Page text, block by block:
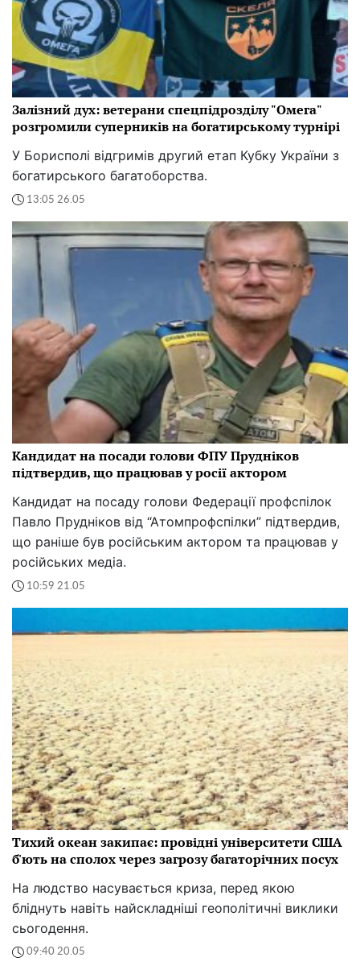
Залізний дух: ветерани спецпідрозділу "Омега"
розгромили суперників на богатирському турнірі
У Борисполі відгримів другий етап Кубку України з
богатирського багатоборства.
13:05 26.05
Кандидат на посади голови ФПУ Прудніков
підтвердив, що працював у росії актором
Кандидат на посаду голови Федерації профспілок
Павло Прудніков від “Атомпрофспілки” підтвердив,
що раніше був російським актором та працював у
російських медіа.
10:59 21.05
Тихий океан закипає: провідні університети США
б'ють на сполох через загрозу багаторічних посух
На людство насувається криза, перед якою
бліднуть навіть найскладніші геополітичні виклики
сьогодення.
09:40 20.05